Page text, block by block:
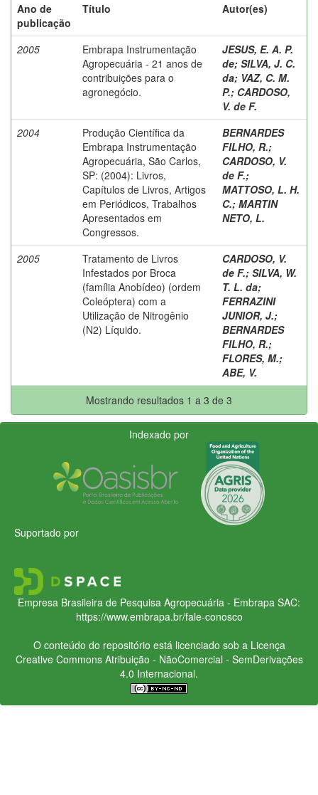
Ano de
publicação
Título Autor(es)
2005
Embrapa Instrumentação
Agropecuária - 21 anos de
contribuições para o
agronegócio.
JESUS, E. A. P.
de; SILVA, J. C.
da; VAZ, C. M.
P.; CARDOSO,
V. de F.
2004
Produção Científica da
Embrapa Instrumentação
Agropecuária, São Carlos,
SP: (2004): Livros,
Capítulos de Livros, Artigos
em Periódicos, Trabalhos
Apresentados em
Congressos.
BERNARDES
FILHO, R.;
CARDOSO, V.
de F.;
MATTOSO, L. H.
C.; MARTIN
NETO, L.
2005
Tratamento de Livros
Infestados por Broca
(família Anobídeo) (ordem
Coleóptera) com a
Utilização de Nitrogênio
(N2) Líquido.
CARDOSO, V.
de F.; SILVA, W.
T. L. da;
FERRAZINI
JUNIOR, J.;
BERNARDES
FILHO, R.;
FLORES, M.;
ABE, V.
Mostrando resultados 1 a 3 de 3
Indexado por
Suportado por
Empresa Brasileira de Pesquisa Agropecuária - Embrapa SAC:
https://www.embrapa.br/fale-conosco
O conteúdo do repositório está licenciado sob a Licença
Creative CommonsAtribuição - NãoComercial - SemDerivações
4.0 Internacional.